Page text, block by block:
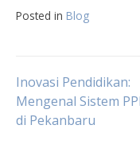
Posted in Blog
Post
navigation
Inovasi Pendidikan:
Mengenal Sistem
di Pekanbaru